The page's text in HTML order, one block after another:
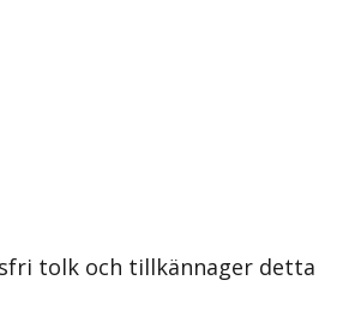
tolk och tillkännager detta